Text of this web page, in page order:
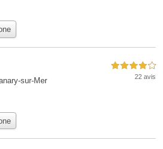
sur-Mer
4,0 étoiles sur 5
22 avis